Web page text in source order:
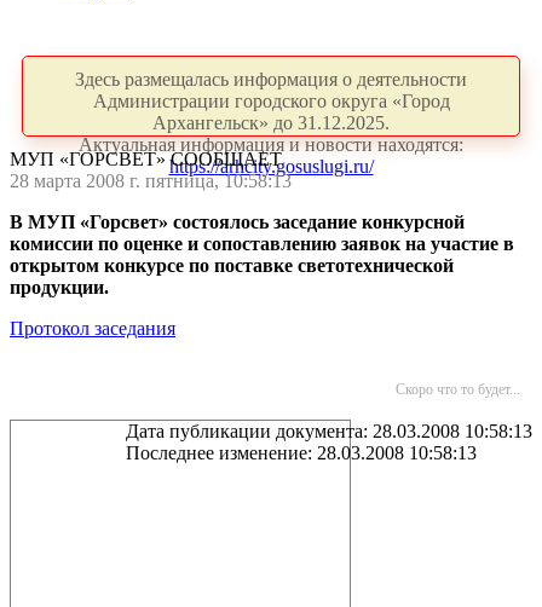
Здесь размещалась информация о деятельности
Администрации городского округа «Город
Архангельск» до 31.12.2025.
Актуальная информация и новости находятся:
https://arhcity.gosuslugi.ru/
МУП «ГОРСВЕТ» СООБЩАЕТ
28 марта 2008 г. пятница, 10:58:13
В МУП «Горсвет» состоялось заседание конкурсной
комиссии по оценке и сопоставлению заявок на участие в
открытом конкурсе по поставке светотехнической
продукции.
Протокол заседания
Скоро что то будет...
Дата публикации документа: 28.03.2008 10:58:13
Последнее изменение: 28.03.2008 10:58:13